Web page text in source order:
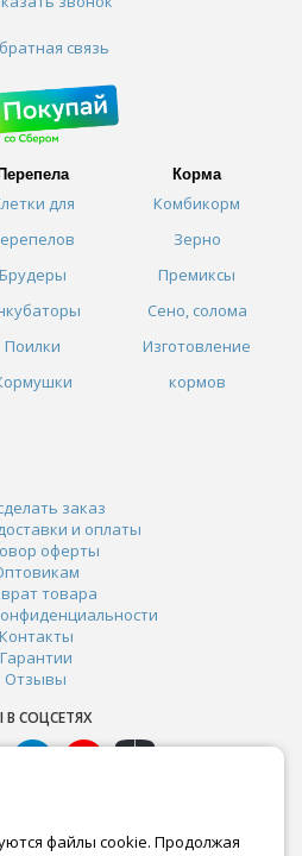
связь
для
Брудеры
Поилки
Корма
Комбикорм
Зерно
Премиксы
Сено, солома
Изготовление
кормов
заказ
и оплаты
оферты
товара
Контакты
Гарантии
Отзывы
СОЦСЕТЯХ
файлы cookie. Продолжая